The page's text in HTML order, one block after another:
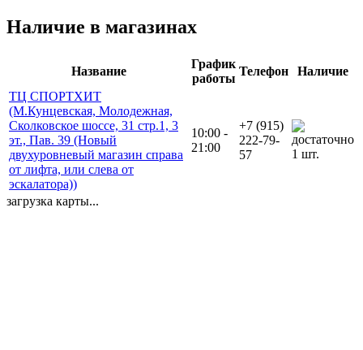
Наличие в магазинах
Название
График
работы
Телефон
Наличие
ТЦ СПОРТХИТ
(М.Кунцевская, Молодежная,
Сколковское шоссе, 31 стр.1, 3
эт., Пав. 39 (Новый
двухуровневый магазин справа
от лифта, или слева от
эскалатора))
10:00 -
21:00
+7 (915)
222-79-
57
1 шт.
загрузка карты...